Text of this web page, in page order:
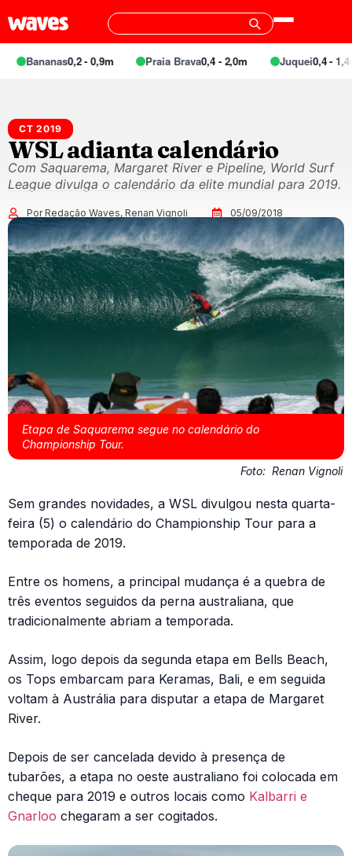
Bananas0,2 - 0,9m Praia Brava0,4 - 2,0m Juquei0,4 - 1,4m
CT 2019
WSL adianta calendário
Com Saquarema, Margaret River e Pipeline, World Surf
League divulga o calendário da elite mundial para 2019.
Por Redação Waves, Renan Vignoli 05/09/2018
Etapa de Saquarema segue no calendário do
Championship Tour.
Foto: Renan Vignoli
Sem grandes novidades, a WSL divulgou nesta quarta-
feira (5) o calendário do Championship Tour para a
temporada de 2019.
Entre os homens, a principal mudança é a quebra de
três eventos seguidos da perna australiana, que
tradicionalmente abriam a temporada.
Assim, logo depois da segunda etapa em Bells Beach,
os Tops embarcam para Keramas, Bali, e em seguida
voltam à Austrália para disputar a etapa de Margaret
River.
Depois de ser cancelada devido à presença de
tubarões, a etapa no oeste australiano foi colocada em
cheque para 2019 e outros locais como Kalbarri e
Gnarloo chegaram a ser cogitados.